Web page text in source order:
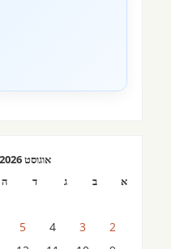
אוגוסט 2026
א
ב ג ד ה
2
3
4
5